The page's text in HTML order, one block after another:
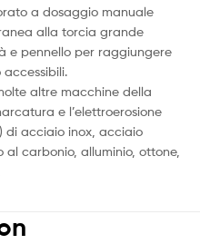
a dosaggio manuale
alla torcia grande
e pennello per raggiungere
altre macchine della
e l’elettroerosione
di acciaio inox, acciaio
carbonio, alluminio, ottone,